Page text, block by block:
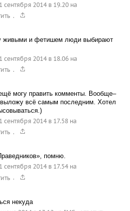
сентября 2014 в 19.20на
.
живыми и фетишем люди выбирают
сентября 2014 в 18.06на
.
могу править комменты. Вообще–
всё самым последним. Хотел
сентября 2014 в 17.58на
.
помню.
сентября 2014 в 17.54на
.
некуда